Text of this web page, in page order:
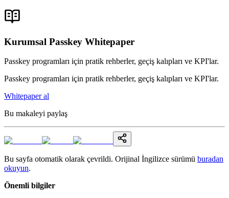
Kurumsal Passkey Whitepaper
Passkey programları için pratik rehberler, geçiş kalıpları ve KPI'lar.
Passkey programları için pratik rehberler, geçiş kalıpları ve KPI'lar.
Whitepaper al
Bu makaleyi paylaş
Bu sayfa otomatik olarak çevrildi. Orijinal İngilizce sürümü buradan
okuyun.
Önemli bilgiler